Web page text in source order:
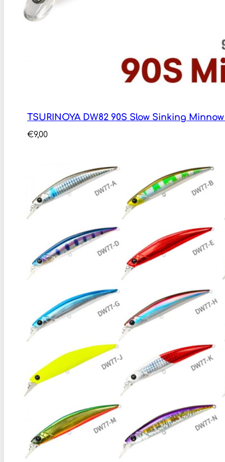
TSURINOYA DW82 90S Slow Sinking
€9,00